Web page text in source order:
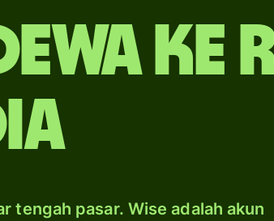
ke
tengah pasar. Wise adalah akun